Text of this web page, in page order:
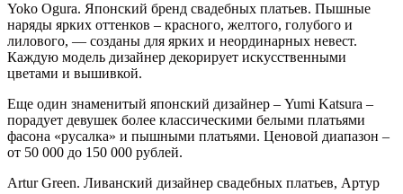
Yoko Оgura. Японский бренд свадебных платьев. Пышные
наряды ярких оттенков – красного, желтого, голубого и
лилового, — созданы для ярких и неординарных невест.
Каждую модель дизайнер декорирует искусственными
цветами и вышивкой.
Еще один знаменитый японский дизайнер – Yumi Katsura –
порадует девушек более классическими белыми платьями
фасона «русалка» и пышными платьями. Ценовой диапазон –
от 50 000 до 150 000 рублей.
Artur Green. Ливанский дизайнер свадебных платьев, Артур